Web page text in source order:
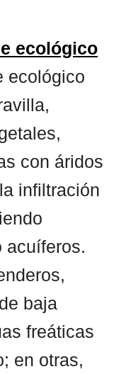
ecológico
ecológico
con áridos
infiltración
acuíferos.
baja
freáticas
en otras,